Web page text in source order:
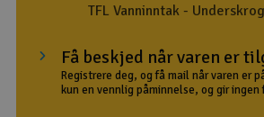
Outlet
Radioutstyr
TFL Vanninntak -
Få beskjed når varen er
Registrere deg, og få mail når varen er
kun en vennlig påminnelse, og gir